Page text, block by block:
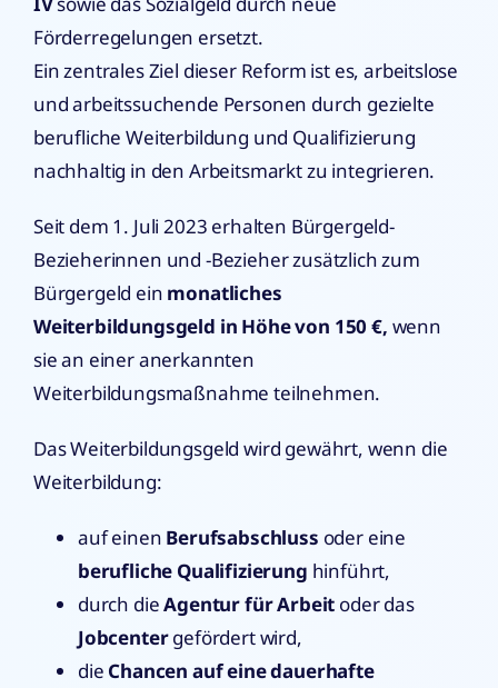
Förderregelungen ersetzt.
Ein zentrales Ziel dieser Reform ist es, arbeitslose
und arbeitssuchende Personen durch gezielte
berufliche Weiterbildung und Qualifizierung
nachhaltig in den Arbeitsmarkt zu integrieren.
Seit dem 1. Juli 2023 erhalten Bürgergeld-
Bezieherinnen und -Bezieher zusätzlich zum
Bürgergeld ein monatliches
Weiterbildungsgeld in Höhe von 150 €, wenn
sie an einer anerkannten
Weiterbildungsmaßnahme teilnehmen.
Das Weiterbildungsgeld wird gewährt, wenn die
Weiterbildung:
auf einen Berufsabschluss oder eine
berufliche Qualifizierung hinführt,
durch dieAgentur für Arbeit oder das
Jobcentergefördert wird,
die Chancen auf eine dauerhafte